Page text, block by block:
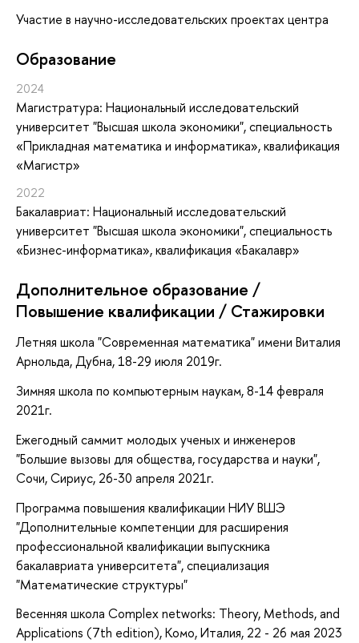
Участие в научно-исследовательских проектах центра
Oбразование
2024
Магистратура: Национальный исследовательский
университет "Высшая школа экономики", специальность
«Прикладная математика и информатика», квалификация
«Магистр»
2022
Бакалавриат: Национальный исследовательский
университет "Высшая школа экономики", специальность
«Бизнес-информатика», квалификация «Бакалавр»
Дополнительное образование /
Повышение квалификации / Стажировки
Летняя школа "Современная математика" имени Виталия
Арнольда, Дубна, 18-29 июля 2019г.
Зимняя школа по компьютерным наукам, 8-14 февраля
2021г.
Ежегодный саммит молодых ученых и инженеров
"Большие вызовы для общества, государства и науки",
Сочи, Сириус, 26-30 апреля 2021г.
Программа повышения квалификации НИУ ВШЭ
"Дополнительные компетенции для расширения
профессиональной квалификации выпускника
бакалавриата университета", специализация
"Математические структуры"
Весенняя школа Complex networks: Theory, Methods, and
Applications (7th edition), Комо, Италия, 22 - 26 мая 2023